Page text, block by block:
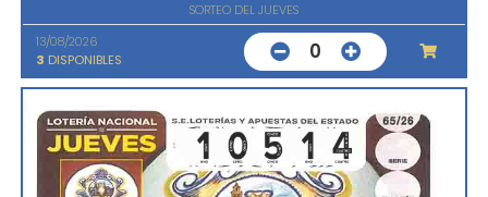
SORTEO DEL JUEVES
13/08/2026
3 DISPONIBLES 0